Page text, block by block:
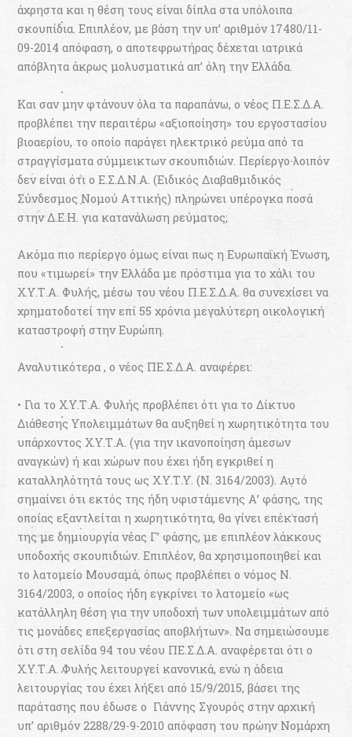
άχρηστα και η θέση τους είναι δίπλα στα υπόλοιπα
σκουπίδια. Επιπλέον, με βάση την υπ’ αριθμόν 17480/11-
09-2014 απόφαση, ο αποτεφρωτήρας δέχεται ιατρικά
απόβλητα άκρως μολυσματικά απ’ όλη την Ελλάδα.
Και σαν μην φτάνουν όλα τα παραπάνω, ο νέος Π.Ε.Σ.Δ.Α.
προβλέπει την περαιτέρω «αξιοποίηση» του εργοστασίου
βιοαερίου, το οποίο παράγει ηλεκτρικό ρεύμα από τα
στραγγίσματα σύμμεικτων σκουπιδιών. Περίεργο λοιπόν
δεν είναι ότι ο Ε.Σ.Δ.Ν.Α. (Ειδικός Διαβαθμιδικός
Σύνδεσμος Νομού Αττικής) πληρώνει υπέρογκα ποσά
στην Δ.Ε.Η. για κατανάλωση ρεύματος;
Ακόμα πιο περίεργο όμως είναι πως η Ευρωπαϊκή Ένωση,
που «τιμωρεί» την Ελλάδα με πρόστιμα για το χάλι του
Χ.Υ.Τ.Α. Φυλής, μέσω του νέου Π.Ε.Σ.Δ.Α. θα συνεχίσει να
χρηματοδοτεί την επί 55 χρόνια μεγαλύτερη οικολογική
καταστροφή στην Ευρώπη.
Αναλυτικότερα , ο νέος ΠΕ.Σ.Δ.Α. αναφέρει:
• Για το Χ.Υ.Τ.Α. Φυλής προβλέπει ότι για το Δίκτυο
Διάθεσης Υπολειμμάτων θα αυξηθεί η χωρητικότητα του
υπάρχοντος Χ.Υ.Τ.Α. (για την ικανοποίηση άμεσων
αναγκών) ή και χώρων που έχει ήδη εγκριθεί η
καταλληλότητά τους ως Χ.Υ.Τ.Υ. (Ν. 3164/2003). Αυτό
σημαίνει ότι εκτός της ήδη υφιστάμενης Α’ φάσης, της
οποίας εξαντλείται η χωρητικότητα, θα γίνει επέκτασή
της με δημιουργία νέας Γ’ φάσης, με επιπλέον λάκκους
υποδοχής σκουπιδιών. Επιπλέον, θα χρησιμοποιηθεί και
το λατομείο Μουσαμά, όπως προβλέπει ο νόμος Ν.
3164/2003, ο οποίος ήδη εγκρίνει το λατομείο «ως
κατάλληλη θέση για την υποδοχή των υπολειμμάτων από
τις μονάδες επεξεργασίας αποβλήτων». Να σημειώσουμε
ότι στη σελίδα 94 του νέου ΠΕ.Σ.Δ.Α. αναφέρεται ότι ο
Χ.Υ.Τ.Α. Φυλής λειτουργεί κανονικά, ενώ η άδεια
λειτουργίας του έχει λήξει από 15/9/2015, βάσει της
παράτασης που έδωσε o Γιάννης Σγουρός στην αρχική
υπ’ αριθμόν 2288/29-9-2010 απόφαση του πρώην Νομάρχη